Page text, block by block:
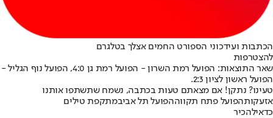
הכתבות ועידכוני הספורט החמים אצלך בטלגרם
להצטרפות
שאר התוצאות: הפועל רמת השרון - הפועל רמת גן 4:0, הפועל נוף הגליל -
הפועל ראשון לציון 2:3.
טעינו? נתקן! אם מצאתם טעות בכתבה, נשמח שתשתפו אותנו
אזעקותהפועל פתח תקווההפועל תל אביבמתקפת טילים
כדאילהכיר